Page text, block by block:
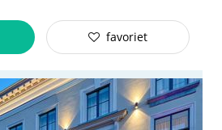
favoriet